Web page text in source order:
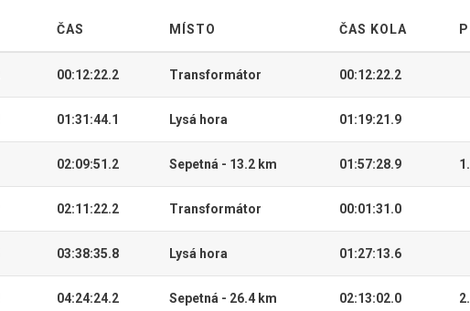
ČAS MÍSTO ČAS KOLA
00:12:22.2 Transformátor 00:12:22.2
01:31:44.1 Lysá hora 01:19:21.9
02:09:51.2 Sepetná - 13.2 km 01:57:28.9 1.
02:11:22.2 Transformátor 00:01:31.0
03:38:35.8 Lysá hora 01:27:13.6
04:24:24.2 Sepetná - 26.4 km 02:13:02.0 2.